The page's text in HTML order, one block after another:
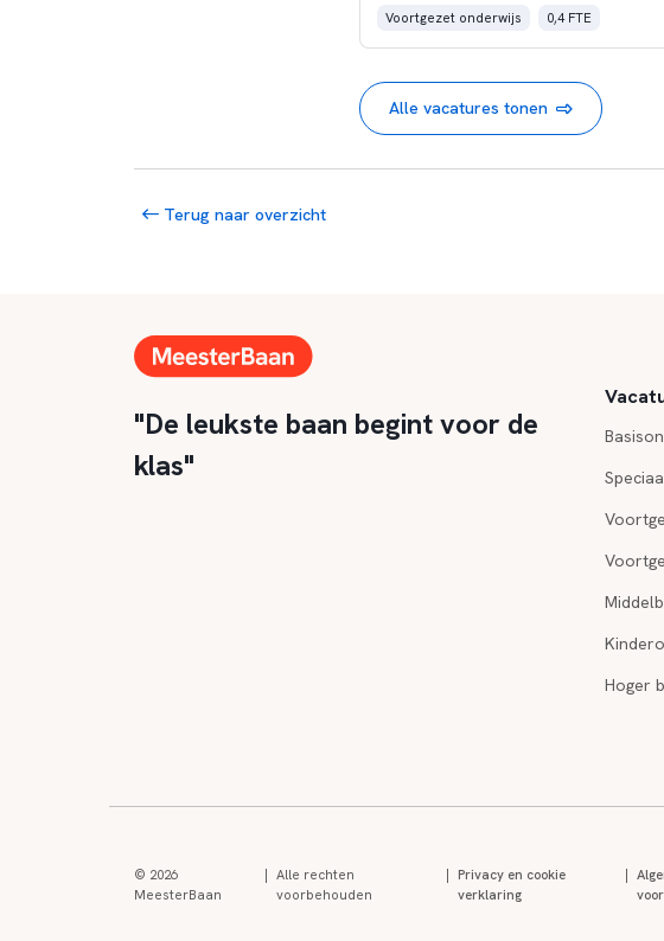
Voortgezet onderwijs 0,4 FTE
Alle vacatures tonen
Terug naar overzicht
"De leukste baan begint voor de
klas"
Hoger
© 2026
MeesterBaan
Alle rechten
voorbehouden
Privacy en cookie
verklaring